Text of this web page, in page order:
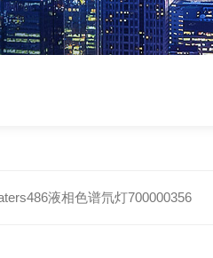
液相色谱氘灯700000356